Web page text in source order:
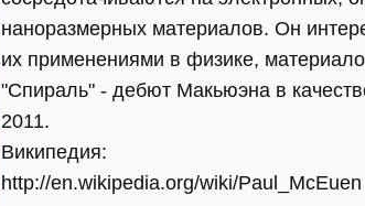
наноразмерных материалов. Он
их применениями в физике,
"Спираль" - дебют Макьюэна в
2011.
Википедия:
http://en.wikipedia.org/wiki/Paul_McEuen